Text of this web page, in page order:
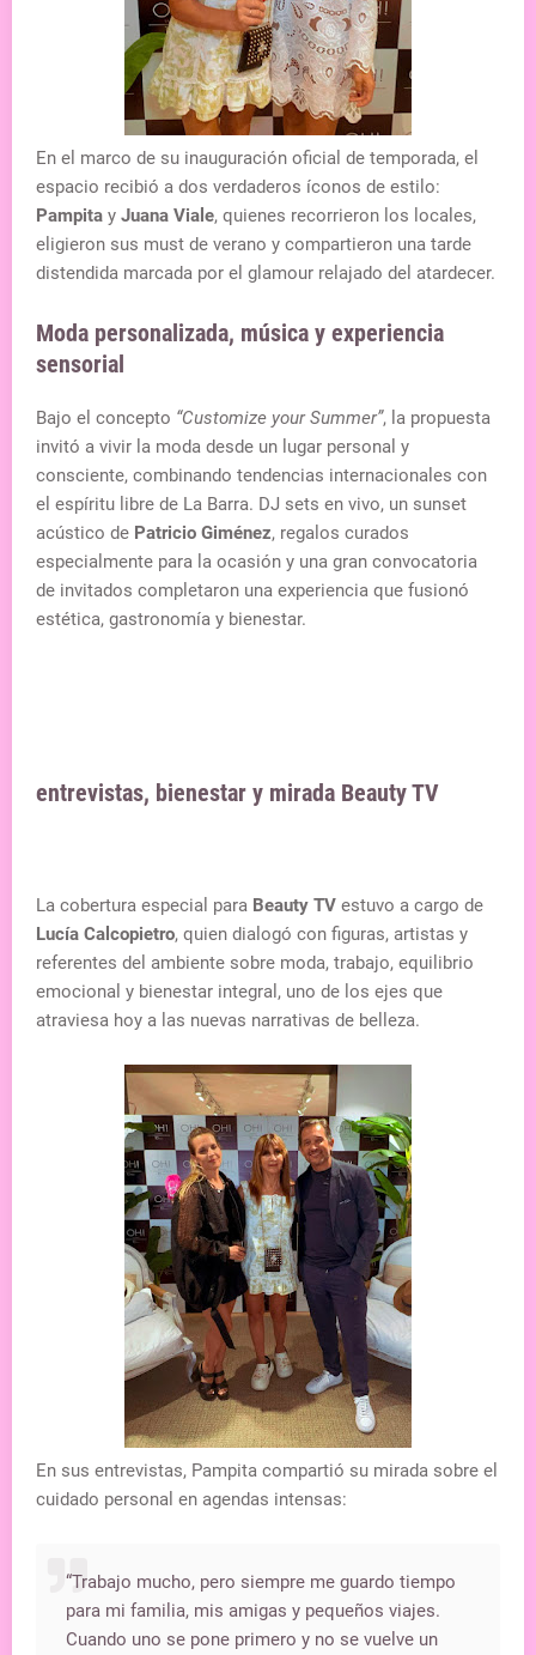
En el marco de su inauguración oficial de temporada, el
espacio recibió a dos verdaderos íconos de estilo:
Pampita y Juana Viale, quienes recorrieron los locales,
eligieron sus must de verano y compartieron una tarde
distendida marcada por el glamour relajado del atardecer.
Moda personalizada, música y experiencia
sensorial
Bajo el concepto “Customize your Summer”, la propuesta
invitó a vivir la moda desde un lugar personal y
consciente, combinando tendencias internacionales con
el espíritu libre de La Barra. DJ sets en vivo, un sunset
acústico de Patricio Giménez, regalos curados
especialmente para la ocasión y una gran convocatoria
de invitados completaron una experiencia que fusionó
estética, gastronomía y bienestar.
entrevistas, bienestar y mirada Beauty TV
La cobertura especial para Beauty TV estuvo a cargo de
Lucía Calcopietro, quien dialogó con figuras, artistas y
referentes del ambiente sobre moda, trabajo, equilibrio
emocional y bienestar integral, uno de los ejes que
atraviesa hoy a las nuevas narrativas de belleza.
En sus entrevistas, Pampita compartió su mirada sobre el
cuidado personal en agendas intensas:
“Trabajo mucho, pero siempre me guardo tiempo
para mi familia, mis amigas y pequeños viajes.
Cuando uno se pone primero y no se vuelve un